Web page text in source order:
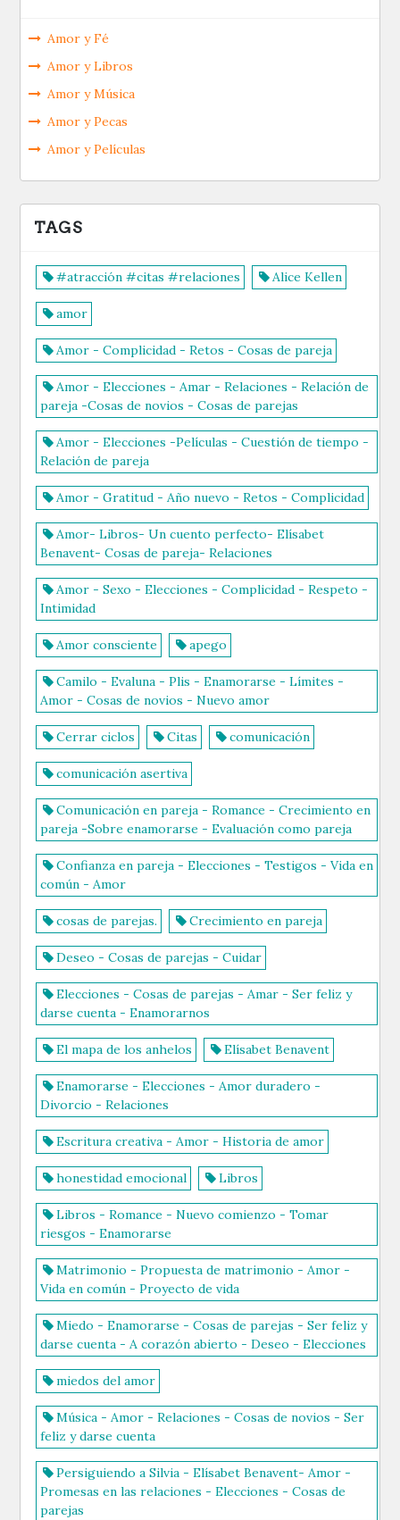
Amor y Fé
Amor y Libros
Amor y Música
Amor y Pecas
Amor y Películas
TAGS
#atracción #citas #relaciones Alice Kellen
amor
Amor - Complicidad - Retos - Cosas de pareja
Amor - Elecciones - Amar - Relaciones - Relación de
pareja -Cosas de novios - Cosas de parejas
Amor - Elecciones -Películas - Cuestión de tiempo -
Relación de pareja
Amor - Gratitud - Año nuevo - Retos - Complicidad
Amor- Libros- Un cuento perfecto- Elísabet
Benavent- Cosas de pareja- Relaciones
Amor - Sexo - Elecciones - Complicidad - Respeto -
Intimidad
Amor consciente apego
Camilo - Evaluna - Plis - Enamorarse - Límites -
Amor - Cosas de novios - Nuevo amor
Cerrar ciclos Citas comunicación
comunicación asertiva
Comunicación en pareja - Romance - Crecimiento en
pareja -Sobre enamorarse - Evaluación como pareja
Confianza en pareja - Elecciones - Testigos - Vida en
común - Amor
cosas de parejas. Crecimiento en pareja
Deseo - Cosas de parejas - Cuidar
Elecciones - Cosas de parejas - Amar - Ser feliz y
darse cuenta - Enamorarnos
El mapa de los anhelos Elísabet Benavent
Enamorarse - Elecciones - Amor duradero -
Divorcio - Relaciones
Escritura creativa - Amor - Historia de amor
honestidad emocional Libros
Libros - Romance - Nuevo comienzo - Tomar
riesgos - Enamorarse
Matrimonio - Propuesta de matrimonio - Amor -
Vida en común - Proyecto de vida
Miedo - Enamorarse - Cosas de parejas - Ser feliz y
darse cuenta - A corazón abierto - Deseo - Elecciones
miedos del amor
Música - Amor - Relaciones - Cosas de novios - Ser
feliz y darse cuenta
Persiguiendo a Silvia - Elísabet Benavent- Amor -
Promesas en las relaciones - Elecciones - Cosas de
parejas